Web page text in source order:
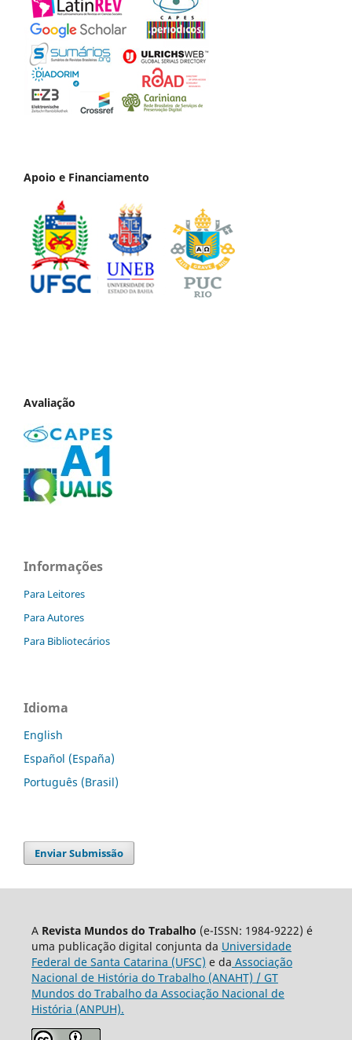
Apoio e Financiamento
Avaliação
Informações
Para Leitores
Para Autores
Para Bibliotecários
Idioma
English
Español (España)
Português (Brasil)
Enviar Submissão
A Revista Mundos do Trabalho (e-ISSN: 1984-9222) é
uma publicação digital conjunta da Universidade
Federal de Santa Catarina (UFSC) e da Associação
Nacional de História do Trabalho (ANAHT) / GT
Mundos do Trabalho da Associação Nacional de
História (ANPUH).